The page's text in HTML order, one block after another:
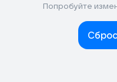
Попробуйте